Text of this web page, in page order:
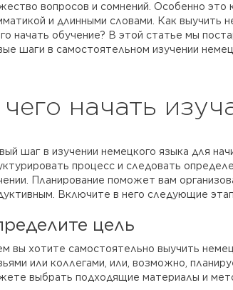
вопросов и сомнений. Особенно это
и длинными словами. Как выучить
начать обучение? В этой статье мы
шаги в самостоятельном изучении
начать
шаг в изучении немецкого языка для
процесс и следовать
Планирование поможет вам
Включите в него следующие
цель
вы хотите самостоятельно выучить
или коллегами, или, возможно,
выбрать подходящие материалы и